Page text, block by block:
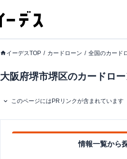
イーデスTOP カードローン 全国のカード
大阪府堺市堺区のカードロ
このページにはPRリンクが含まれています
情報一覧から